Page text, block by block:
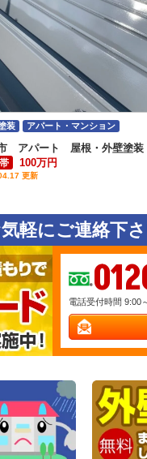
アパート 屋根・外壁塗装
100万円
更新
装 アパート・マンション
軽にご連絡下
電話受付時間 9:00